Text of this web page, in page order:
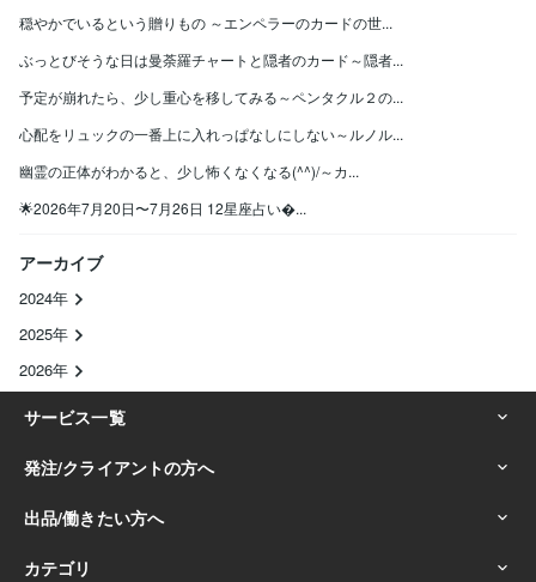
穏やかでいるという贈りもの ～エンペラーのカードの世...
ぶっとびそうな日は曼荼羅チャートと隠者のカード～隠者...
予定が崩れたら、少し重心を移してみる～ペンタクル２の...
心配をリュックの一番上に入れっぱなしにしない～ルノル...
幽霊の正体がわかると、少し怖くなくなる(^^)/～カ...
🌟2026年7月20日〜7月26日 12星座占い...
アーカイブ
2024年
2025年
2026年